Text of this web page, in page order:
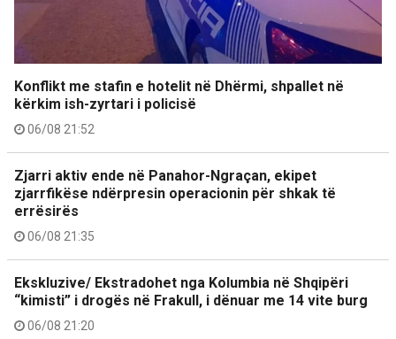
Konflikt me stafin e hotelit në Dhërmi, shpallet në
kërkim ish-zyrtari i policisë
06/08 21:52
Zjarri aktiv ende në Panahor-Ngraçan, ekipet
zjarrfikëse ndërpresin operacionin për shkak të
errësirës
06/08 21:35
Ekskluzive/ Ekstradohet nga Kolumbia në Shqipëri
“kimisti” i drogës në Frakull, i dënuar me 14 vite burg
06/08 21:20